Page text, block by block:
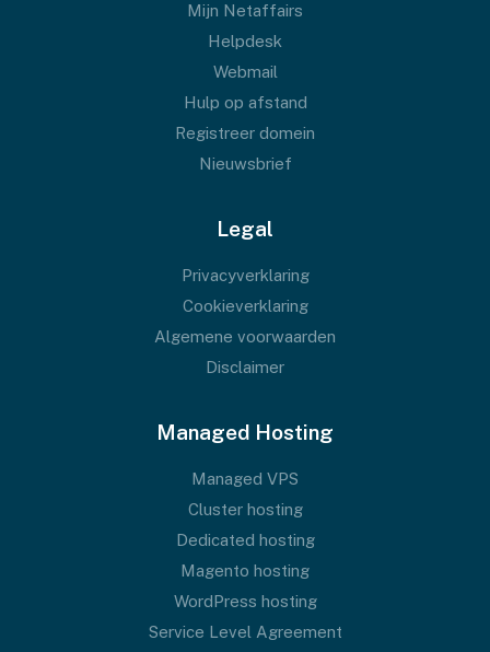
Mijn Netaffairs
Helpdesk
Webmail
Hulp op afstand
Registreer domein
Nieuwsbrief
Legal
Privacyverklaring
Cookieverklaring
Algemene voorwaarden
Disclaimer
Managed Hosting
Managed VPS
Cluster hosting
Dedicated hosting
Magento hosting
WordPress hosting
Service Level Agreement